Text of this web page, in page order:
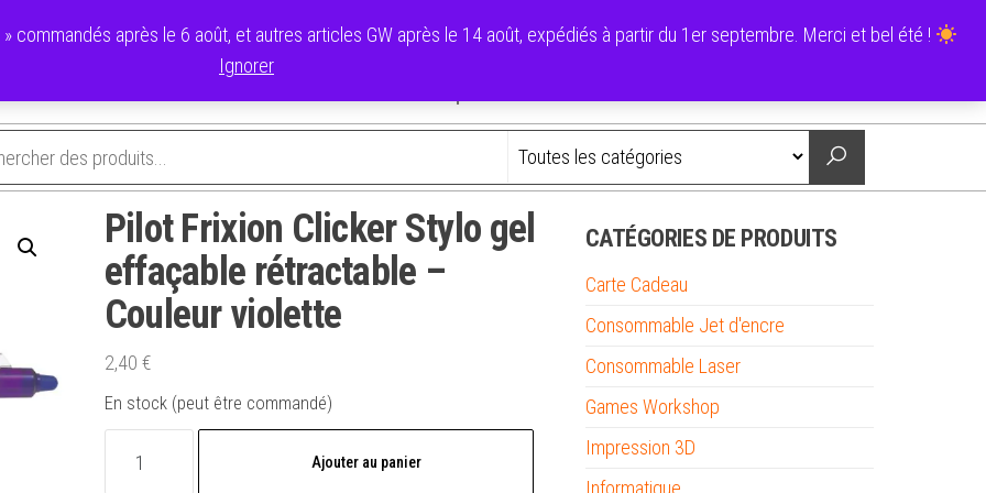
commandés après le 6 août, et autres articles GW après le 14 août, expédiés à partir du 1er septembre. Merci et bel été !
Ignorer
0,00 €
Pilot Frixion Clicker Stylo gel
effaçable rétractable –
Couleur violette
2,40 €
En stock (peut être commandé)
Ajouter au panier
CATÉGORIES DE PRODUITS
Carte Cadeau
Consommable Jet d'encre
Consommable Laser
Games Workshop
Impression 3D
Informatique